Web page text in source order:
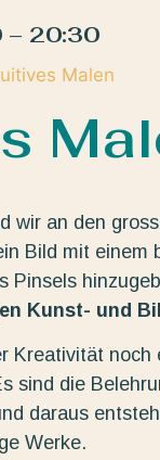
– 20:30
Malen
wir an den
Bild mit
Pinsels
Kunst- und
Kreativität
sind die
daraus
Werke.